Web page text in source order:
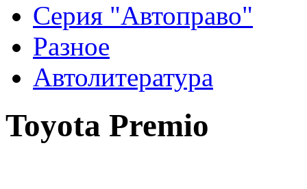
Серия "Автоправо"
Разное
Автолитература
Toyota Premio